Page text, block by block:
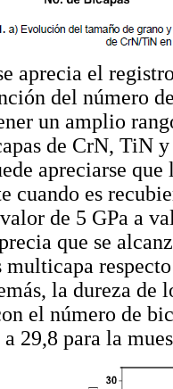
aprecia el
del número
un amplio
de CrN, TiN
apreciarse
cuando es
de 5 GPa a
que se
la dureza de
el número de
a 29,8 para la